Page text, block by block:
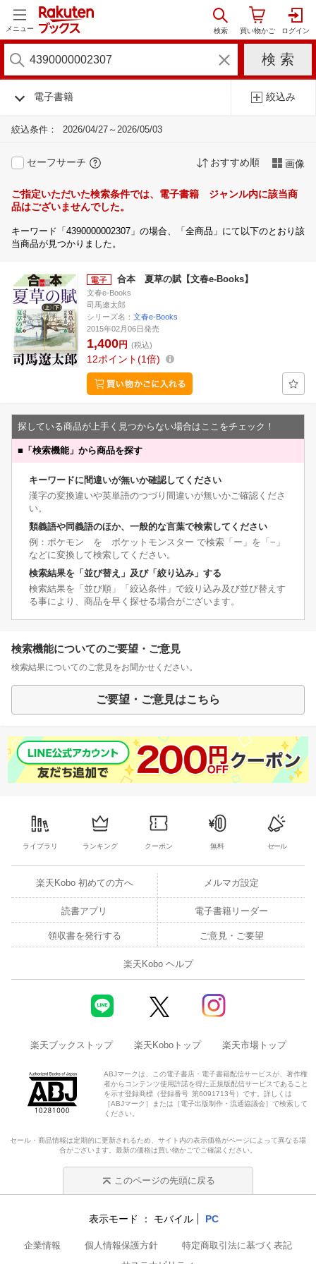
メニュー
電子書籍 絞込み
絞込条件： 2026/04/27～2026/05/03
セーフサーチ おすすめ順 画像
ご指定いただいた検索条件では、電子書籍 ジャンル内に該当商
品はございませんでした。
キーワード「4390000002307」の場合、「全商品」にて以下のとおり該
当商品が見つかりました。
合本 夏草の賦【文春e-Books】
文春e-Books
司馬遼太郎
シリーズ名： 文春e-Books
2015年02月06日発売
1,400円 (税込)
12ポイント 1倍
探している商品が上手く見つからない場合はここをチェック！
■ 「検索機能」から商品を探す
キーワードに間違いが無いか確認してください
漢字の変換違いや英単語のつづり間違いが無いかご確認くださ
い。
類義語や同義語のほか、一般的な言葉で検索してください
例：ポケモン を ポケットモンスター で検索「ー」を「−」
などに変換して検索してください。
検索結果を「並び替え」及び「絞り込み」する
検索結果を「並び順」「絞込条件」で絞り込み及び並び替えす
る事により、商品を早く探せる場合がございます。
検索機能についてのご要望・ご意見
検索結果についてのご意見をお聞かせください。
ご要望・ご意見はこちら
ライブラリ ランキング クーポン 無料 セール
楽天Kobo 初めての方へ メルマガ設定
読書アプリ 電子書籍リーダー
領収書を発行する ご意見・ご要望
楽天Kobo ヘルプ
楽天ブックストップ 楽天Koboトップ 楽天市場トップ
ABJマークは、この電子書店・電子書籍配信サービスが、著作権
者からコンテンツ使用許諾を得た正規版配信サービスであること
を示す登録商標（登録番号 第6091713号）です。詳しくは
［ABJマーク］または［電子出版制作・流通協議会］で検索して
ください。
セール・商品情報は定期的に更新されるため、サイト内の表示価格がページによって異なる場
合がございます。最新の価格は買い物かごでご確認ください。
このページの先頭に戻る
表示モード モバイル PC
企業情報 個人情報保護方針
特定商取引法に基づく表記